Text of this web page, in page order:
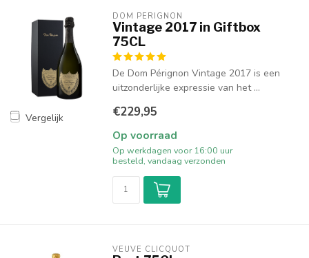
Vergelijk
DOM PÉRIGNON
Vintage 2017 in Giftbox
75CL
De Dom Pérignon Vintage 2017 is een
uitzonderlijke expressie van het ...
€229,95
Op voorraad
Op werkdagen voor 16:00 uur
besteld, vandaag verzonden
VEUVE CLICQUOT